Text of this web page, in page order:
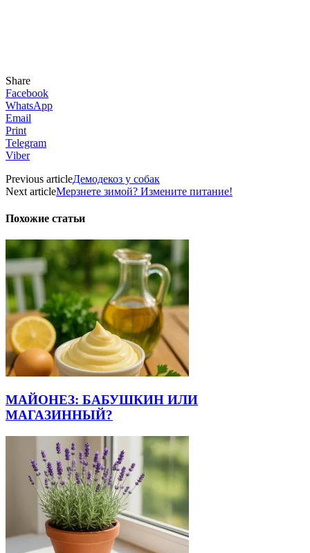
Share
Facebook
WhatsApp
Email
Print
Telegram
Viber
Previous articleДемодекоз у собак
Next articleМерзнете зимой? Измените питание!
Похожие статьи
МАЙОНЕЗ: БАБУШКИН ИЛИ
МАГАЗИННЫЙ?